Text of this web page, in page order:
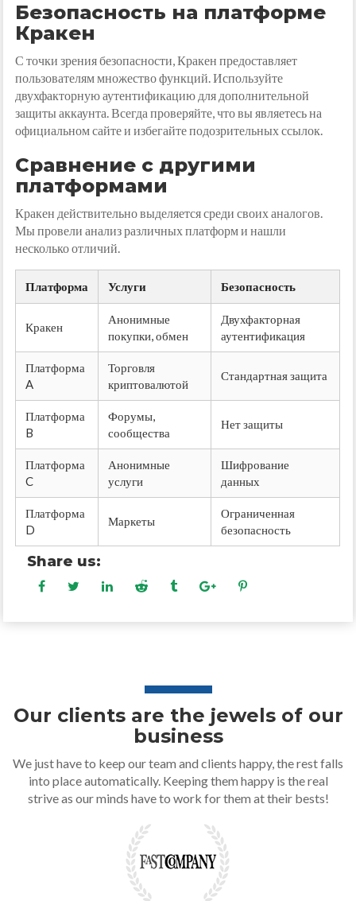
Безопасность на платформе
Кракен
С точки зрения безопасности, Кракен предоставляет
пользователям множество функций. Используйте
двухфакторную аутентификацию для дополнительной
защиты аккаунта. Всегда проверяйте, что вы являетесь на
официальном сайте и избегайте подозрительных ссылок.
Сравнение с другими
платформами
Кракен действительно выделяется среди своих аналогов.
Мы провели анализ различных платформ и нашли
несколько отличий.
Платформа Услуги Безопасность
Кракен
Анонимные
покупки, обмен
Двухфакторная
аутентификация
Платформа
A
Торговля
криптовалютой
Стандартная защита
Платформа
B
Форумы,
сообщества
Нет защиты
Платформа
C
Анонимные
услуги
Шифрование
данных
Платформа
D
Маркеты
Ограниченная
безопасность
Share us:
Our clients are the jewels of our
business
We just have to keep our team and clients happy, the rest falls
into place automatically. Keeping them happy is the real
strive as our minds have to work for them at their bests!